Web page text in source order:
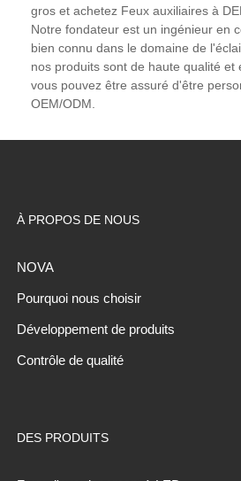
gros et achetez Feux auxiliaires à
Notre fondateur est un ingénieur en
bien connu dans le domaine de
nos produits sont de haute qualité et
vous pouvez être assuré d'être
OEM/ODM.
À PROPOS DE NOUS
NOVA
Pourquoi nous choisir
Développement de produits
Contrôle de qualité
DES PRODUITS